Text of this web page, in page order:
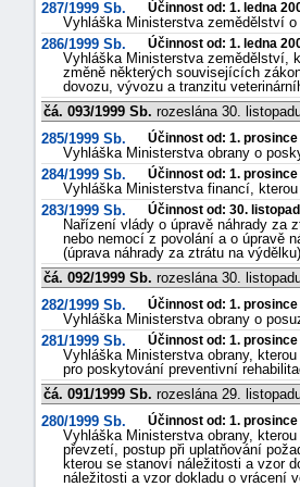
287/1999 Sb.
Účinnost od: 1. ledna
Vyhláška Ministerstva zemědělství
286/1999 Sb.
Účinnost od: 1. ledna
Vyhláška Ministerstva zemědělství,
změně některých souvisejících
dovozu, vývozu a tranzitu
čá. 093/1999 Sb. rozeslána 30.
285/1999 Sb.
Účinnost od: 1.
Vyhláška Ministerstva obrany o
284/1999 Sb.
Účinnost od: 1.
Vyhláška Ministerstva financí,
283/1999 Sb.
Účinnost od: 30.
Nařízení vlády o úpravě náhrady za
nebo nemocí z povolání a o úpravě
(úprava náhrady za ztrátu na výdělku)
čá. 092/1999 Sb. rozeslána 30.
282/1999 Sb.
Účinnost od: 1. prosince
Vyhláška Ministerstva obrany o
281/1999 Sb.
Účinnost od: 1. prosince
Vyhláška Ministerstva obrany,
pro poskytování preventivní
čá. 091/1999 Sb. rozeslána 29.
280/1999 Sb.
Účinnost od: 1. prosince
Vyhláška Ministerstva obrany,
převzetí, postup při uplatňování
kterou se stanoví náležitosti a vzor
náležitosti a vzor dokladu o vrácení